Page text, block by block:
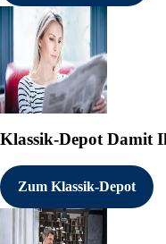
Klassik-DepotDamit
Zum Klassik-Depot